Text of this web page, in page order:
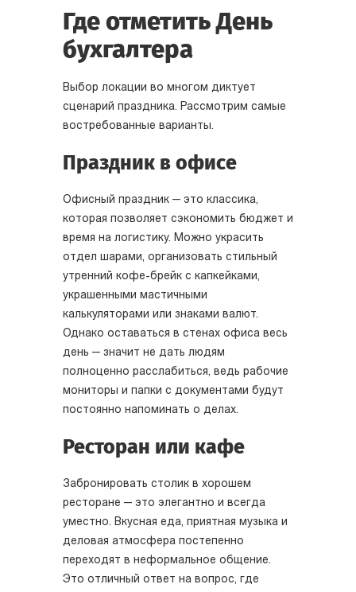
Где отметить День
бухгалтера
Выбор локации во многом диктует
сценарий праздника. Рассмотрим самые
востребованные варианты.
Праздник в офисе
Офисный праздник — это классика,
которая позволяет сэкономить бюджет и
время на логистику. Можно украсить
отдел шарами, организовать стильный
утренний кофе-брейк с капкейками,
украшенными мастичными
калькуляторами или знаками валют.
Однако оставаться в стенах офиса весь
день — значит не дать людям
полноценно расслабиться, ведь рабочие
мониторы и папки с документами будут
постоянно напоминать о делах.
Ресторан или кафе
Забронировать столик в хорошем
ресторане — это элегантно и всегда
уместно. Вкусная еда, приятная музыка и
деловая атмосфера постепенно
переходят в неформальное общение.
Это отличный ответ на вопрос, где